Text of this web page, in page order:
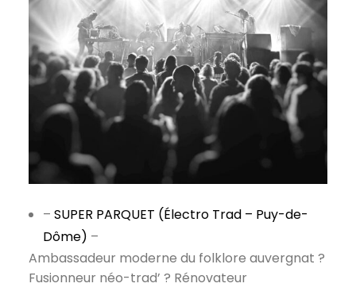
– SUPER PARQUET (Électro Trad – Puy-de-
Dôme) –
Ambassadeur moderne du folklore auvergnat ?
Fusionneur néo-trad’ ? Rénovateur